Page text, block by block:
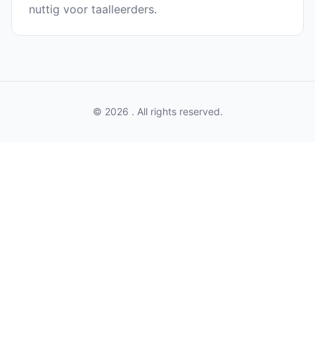
nuttig voor taalleerders.
© 2026 . All rights reserved.